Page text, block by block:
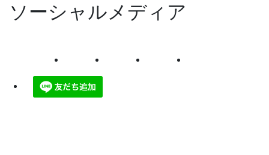
ソーシャルメディア